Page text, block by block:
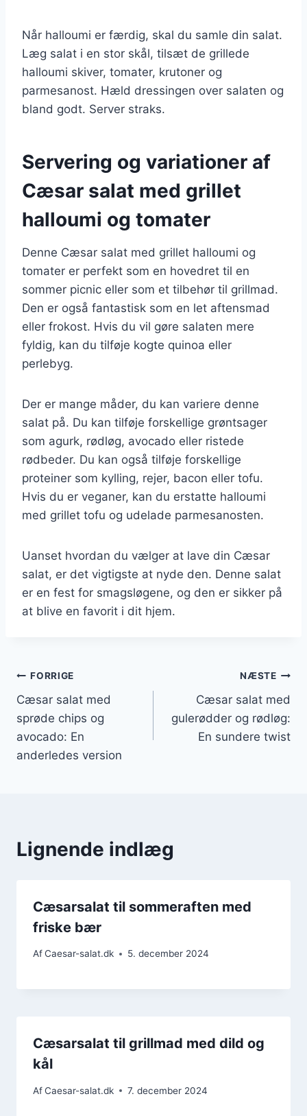
Når halloumi er færdig, skal du samle din salat.
Læg salat i en stor skål, tilsæt de grillede
halloumi skiver, tomater, krutoner og
parmesanost. Hæld dressingen over salaten og
bland godt. Server straks.
Servering og variationer af
Cæsar salat med grillet
halloumi og tomater
Denne Cæsar salat med grillet halloumi og
tomater er perfekt som en hovedret til en
sommer picnic eller som et tilbehør til grillmad.
Den er også fantastisk som en let aftensmad
eller frokost. Hvis du vil gøre salaten mere
fyldig, kan du tilføje kogte quinoa eller
perlebyg.
Der er mange måder, du kan variere denne
salat på. Du kan tilføje forskellige grøntsager
som agurk, rødløg, avocado eller ristede
rødbeder. Du kan også tilføje forskellige
proteiner som kylling, rejer, bacon eller tofu.
Hvis du er veganer, kan du erstatte halloumi
med grillet tofu og udelade parmesanosten.
Uanset hvordan du vælger at lave din Cæsar
salat, er det vigtigste at nyde den. Denne salat
er en fest for smagsløgene, og den er sikker på
at blive en favorit i dit hjem.
Indlægsnavigation
FORRIGE
Cæsar salat med
sprøde chips og
avocado: En
anderledes version
NÆSTE
Cæsar salat med
gulerødder og rødløg:
En sundere twist
Lignende indlæg
Cæsarsalat til sommeraften med
friske bær
AfCaesar-salat.dk 5. december 2024
Cæsarsalat til grillmad med dild og
kål
AfCaesar-salat.dk 7. december 2024